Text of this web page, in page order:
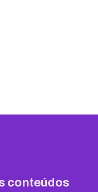
conteúdos